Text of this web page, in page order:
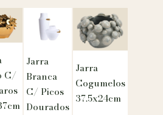
C/
Jarra
Branca
C/ Picos
Dourados
Jarra
Cogumelos
37.5x24cm